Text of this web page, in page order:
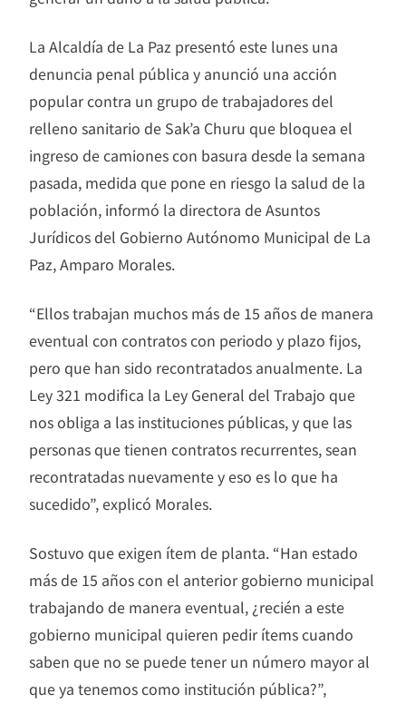
La Alcaldía de La Paz presentó este lunes una
denuncia penal pública y anunció una acción
popular contra un grupo de trabajadores del
relleno sanitario de Sak’a Churu que bloquea el
ingreso de camiones con basura desde la semana
pasada, medida que pone en riesgo la salud de la
población, informó la directora de Asuntos
Jurídicos del Gobierno Autónomo Municipal de La
Paz, Amparo Morales.
“Ellos trabajan muchos más de 15 años de manera
eventual con contratos con periodo y plazo fijos,
pero que han sido recontratados anualmente. La
Ley 321 modifica la Ley General del Trabajo que
nos obliga a las instituciones públicas, y que las
personas que tienen contratos recurrentes, sean
recontratadas nuevamente y eso es lo que ha
sucedido”, explicó Morales.
Sostuvo que exigen ítem de planta. “Han estado
más de 15 años con el anterior gobierno municipal
trabajando de manera eventual, ¿recién a este
gobierno municipal quieren pedir ítems cuando
saben que no se puede tener un número mayor al
que ya tenemos como institución pública?”,